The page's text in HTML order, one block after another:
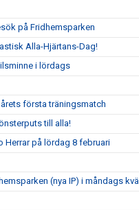
på Fridhemsparken
Alla-Hjärtans-Dag!
i lördags
första träningsmatch
till alla!
Herrar på lördag 8 februari
(nya IP) i måndags kväll